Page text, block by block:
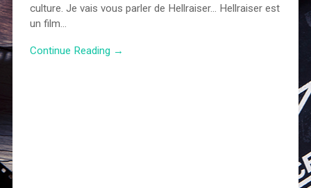
culture. Je vais vous parler de Hellraiser… Hellraiser est
un film…
Continue Reading →